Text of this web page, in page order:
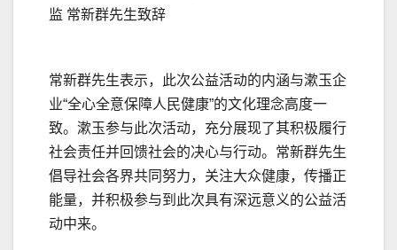
监 常新群先生致辞
常新群先生表示，此次公益活动的内涵与漱玉企
业“全心全意保障人民健康”的文化理念高度一
致。漱玉参与此次活动，充分展现了其积极履行
社会责任并回馈社会的决心与行动。常新群先生
倡导社会各界共同努力，关注大众健康，传播正
能量，并积极参与到此次具有深远意义的公益活
动中来。